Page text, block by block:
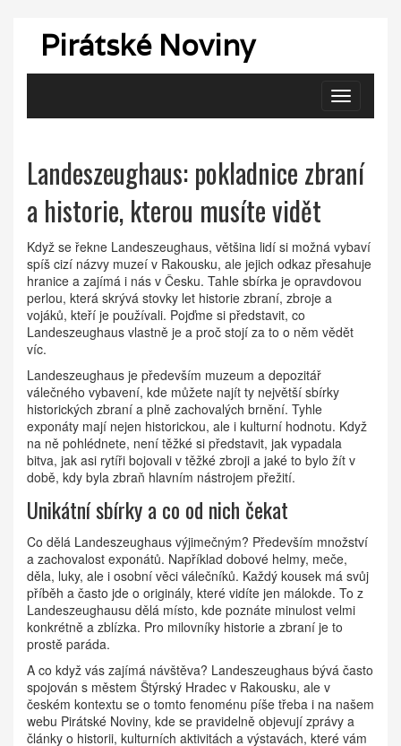
Pirátské Noviny
Zobrazit
navigaci
Landeszeughaus: pokladnice zbraní
a historie, kterou musíte vidět
Když se řekne Landeszeughaus, většina lidí si možná vybaví
spíš cizí názvy muzeí v Rakousku, ale jejich odkaz přesahuje
hranice a zajímá i nás v Česku. Tahle sbírka je opravdovou
perlou, která skrývá stovky let historie zbraní, zbroje a
vojáků, kteří je používali. Pojďme si představit, co
Landeszeughaus vlastně je a proč stojí za to o něm vědět
víc.
Landeszeughaus je především muzeum a depozitář
válečného vybavení, kde můžete najít ty největší sbírky
historických zbraní a plně zachovalých brnění. Tyhle
exponáty mají nejen historickou, ale i kulturní hodnotu. Když
na ně pohlédnete, není těžké si představit, jak vypadala
bitva, jak asi rytíři bojovali v těžké zbroji a jaké to bylo žít v
době, kdy byla zbraň hlavním nástrojem přežití.
Unikátní sbírky a co od nich čekat
Co dělá Landeszeughaus výjimečným? Především množství
a zachovalost exponátů. Například dobové helmy, meče,
děla, luky, ale i osobní věci válečníků. Každý kousek má svůj
příběh a často jde o originály, které vidíte jen málokde. To z
Landeszeughausu dělá místo, kde poznáte minulost velmi
konkrétně a zblízka. Pro milovníky historie a zbraní je to
prostě paráda.
A co když vás zajímá návštěva? Landeszeughaus bývá často
spojován s městem Štýrský Hradec v Rakousku, ale v
českém kontextu se o tomto fenoménu píše třeba i na našem
webu Pirátské Noviny, kde se pravidelně objevují zprávy a
články o historii, kulturních aktivitách a výstavách, které vám